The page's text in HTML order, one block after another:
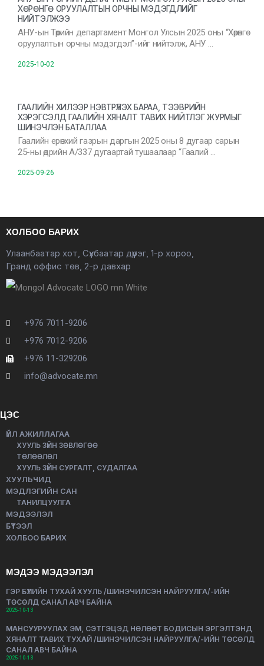
ХӨРӨНГӨ ОРУУЛАЛТЫН ОРЧНЫ МЭДЭГДЛИЙГ
НИЙТЭЛЖЭЭ
АНУ-ын Төрийн департамент Монгол Улсын 2025 оны “Хөрөнгө
оруулалтын орчны мэдэгдэл”-ийг нийтэлж, АНУ …
2025-10-02
ГААЛИЙН ХИЛЭЭР НЭВТРҮҮЛЭХ БАРАА, ТЭЭВРИЙН
ХЭРЭГСЭЛД ГААЛИЙН ХЯНАЛТ ТАВИХ НИЙТЛЭГ ЖУРМЫГ
ШИНЭЧЛЭН БАТАЛЛАА
Гаалийн ерөнхий газрын даргын 2025 оны 8 дугаар сарын
25-ны өдрийн А/337 дугаартай тушаалаар “Гаалий …
2025-09-26
ХОЛБОО БАРИХ
Улаанбаатар хот, Сүхбаатар дүүрэг, 1-р хороо,
Гранд оффис төв, 2-р давхар
+976 7011-9206
+976 7012-9206
+976 11-329206
info@advocate.mn
ЦЭС
ҮЙЛ АЖИЛЛАГАА
ХУУЛЬ ЗҮЙН ЗӨВЛӨГӨӨ
ТӨЛӨӨЛӨЛ
ХУУЛЬ ЗҮЙН СУРГАЛТ, СУДАЛГАА
ХУУЛЬЧИД
МЭДЛЭГИЙН САН
ТАНИЛЦУУЛГА
МЭДЭЭЛЭЛ
БҮТЭЭЛ
ХОЛБОО БАРИХ
МЭДЭЭ МЭДЭЭЛЭЛ
ГЭР БҮЛИЙН ТУХАЙ ХУУЛЬ /ШИНЭЧИЛСЭН НАЙРУУЛГА/-ИЙН
ТӨСӨЛД САНАЛ АВЧ БАЙНА
2025-10-13
МАНСУУРУУЛАХ ЭМ, СЭТГЭЦЭД НӨЛӨӨТ БОДИСЫН ЭРГЭЛТЭНД
ХЯНАЛТ ТАВИХ ТУХАЙ /ШИНЭЧИЛСЭН НАЙРУУЛГА/-ИЙН ТӨСӨЛД
САНАЛ АВЧ БАЙНА
2025-10-13